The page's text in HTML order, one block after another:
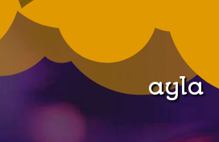
ayla